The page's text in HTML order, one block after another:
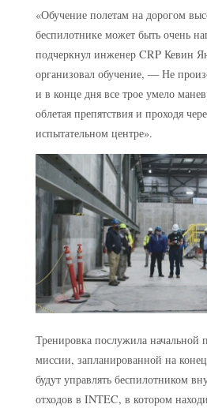
«Обучение полетам на дорогом
беспилотнике может быть очень
подчеркнул инженер CRP Кевин
организовал обучение, — Не
и в конце дня все трое умело
облетая препятствия и проходя
испытательном центре».
Тренировка послужила начальной
миссии, запланированной на
будут управлять беспилотником
отходов в INTEC, в котором